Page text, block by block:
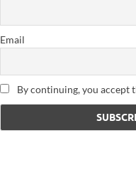
Email
By continuing, you accept